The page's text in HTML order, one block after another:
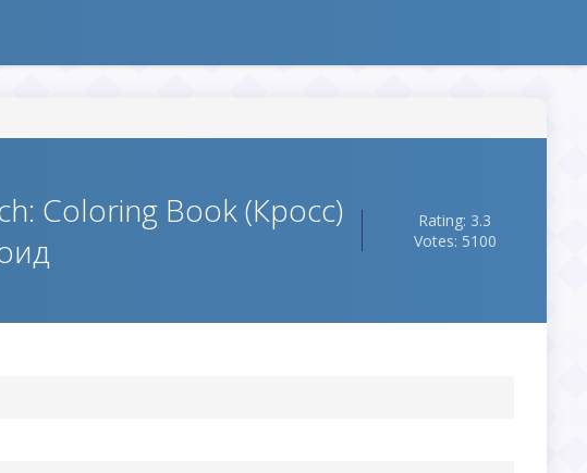
Coloring Book (Кросс)
Rating: 3.3
Votes: 5100